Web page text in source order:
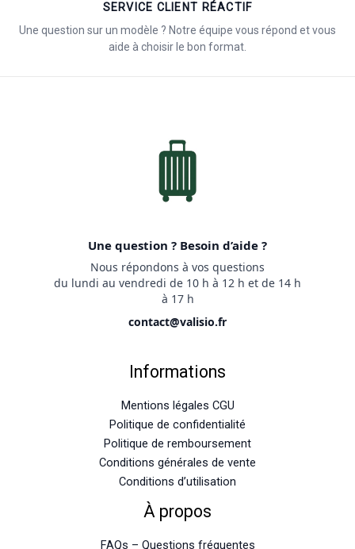
SERVICE CLIENT RÉACTIF
Une question sur un modèle ? Notre équipe vous répond et vous
aide à choisir le bon format.
Une question ? Besoin d’aide ?
Nous répondons à vos questions
du lundi au vendredi de 10 h à 12 h et de 14 h
à 17 h
contact@valisio.fr
Informations
Mentions légales CGU
Politique de confidentialité
Politique de remboursement
Conditions générales de vente
Conditions d’utilisation
À propos
FAQs – Questions fréquentes